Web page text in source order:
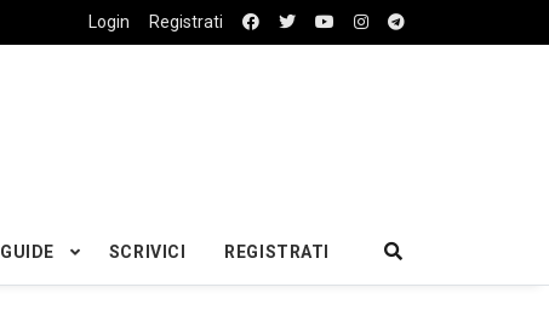
Login Registrati
GUIDE SCRIVICI REGISTRATI